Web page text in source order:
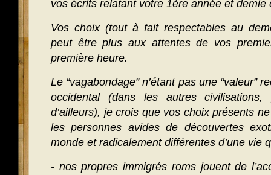
vos écrits relatant votre 1ère année et demie
Vos choix (tout à fait respectables au
peut être plus aux attentes de vos
première heure.
Le “vagabondage” n’étant pas une “valeur”
occidental (dans les autres
d’ailleurs), je crois que vos choix présents
les personnes avides de découvertes
monde et radicalement différentes d’une vie
- nos propres immigrés roms jouent de